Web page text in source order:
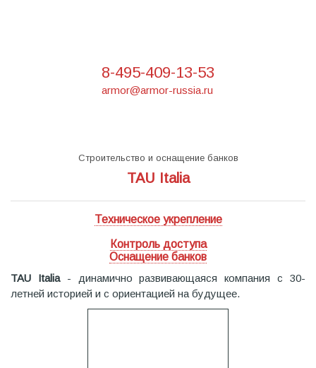
8-495-409-13-53
armor@armor-russia.ru
Строительство и оснащение банков
TAU Italia
Техническое укрепление
Контроль доступа
Оснащение банков
TAU Italia- динамично развивающаяся компания с 30-
летней историей и с ориентацией на будущее.